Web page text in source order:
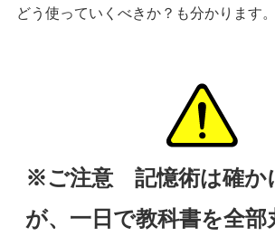
どう使っていくべきか？も分かります。
※ご注意 記憶術は確か
が、一日で教科書を全部